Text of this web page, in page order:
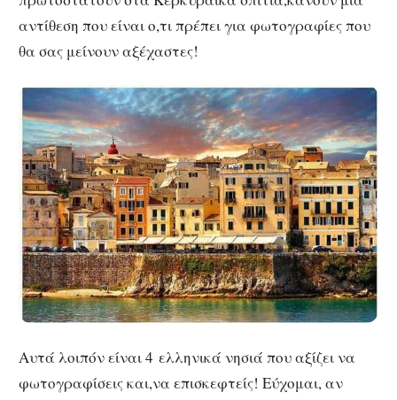
αντίθεση που είναι ο,τι πρέπει για φωτογραφίες που
θα σας μείνουν αξέχαστες!
Αυτά λοιπόν είναι 4 ελληνικά νησιά που αξίζει να
φωτογραφίσεις και,να επισκεφτείς! Εύχομαι, αν